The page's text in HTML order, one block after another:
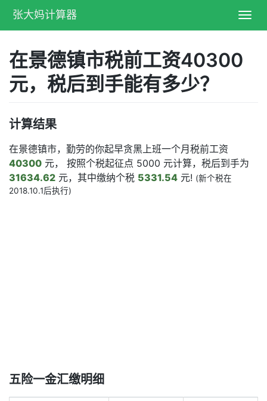
张大妈计算器
在景德镇市税前工资40300
元，税后到手能有多少？
计算结果
在景德镇市，勤劳的你起早贪黑上班一个月税前工资
40300 元， 按照个税起征点 5000 元计算，税后到手为
31634.62 元，其中缴纳个税 5331.54 元! (新个税在
2018.10.1后执行)
五险一金汇缴明细